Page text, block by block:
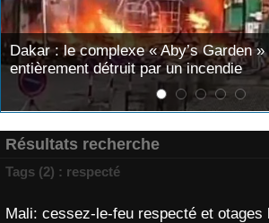
Aby’s Garden » d'Aby Ndour
un incendie
Résultats recherche
Tags (2) : respecté
Mali: cessez-le-feu respecté et otages